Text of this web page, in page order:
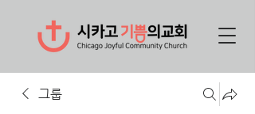
그룹